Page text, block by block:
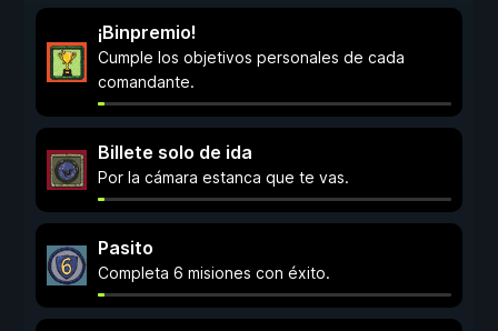
¡Binpremio!
Cumple los objetivos personales de cada
comandante.
Billete solo de ida
Por la cámara estanca que te vas.
Pasito
Completa 6 misiones con éxito.